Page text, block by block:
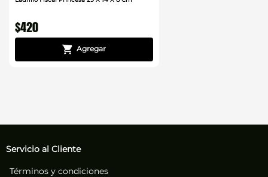
$420
Servicio al Cliente
Términos y condiciones